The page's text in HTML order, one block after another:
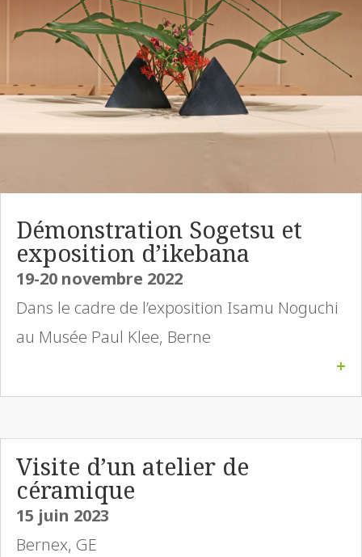
Démonstration Sogetsu et
exposition d’ikebana
19-20 novembre 2022
Dans le cadre de l’exposition Isamu Noguchi
au Musée Paul Klee, Berne
+
Visite d’un atelier de
céramique
15 juin 2023
Bernex, GE